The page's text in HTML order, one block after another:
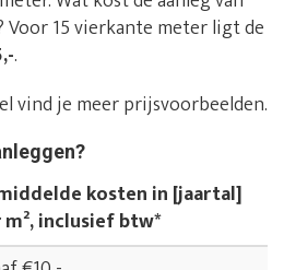
15 vierkante meter ligt de
.
vind je meer prijsvoorbeelden.
kosten in [jaartal]
m², inclusief btw*